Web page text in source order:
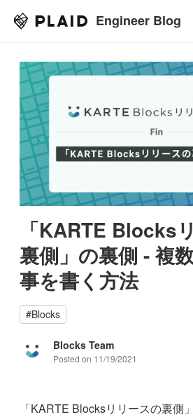
Engineer Blog
「KARTE Blocks
裏側」の裏側 - 複
事を書く方法
#Blocks
Blocks Team
Posted on 11/19/2021
「KARTE Blocksリリースの裏側